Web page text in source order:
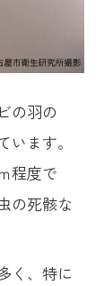
の羽の
ます。
程度で
の死骸な
く、特に